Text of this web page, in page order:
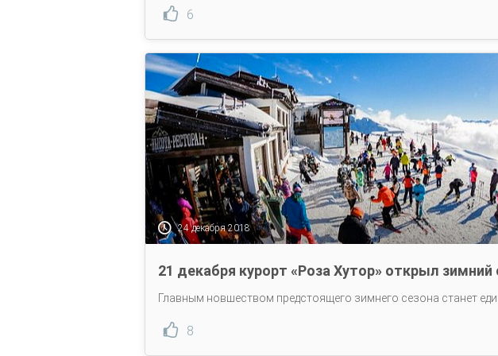
6
24 декабря 2018
21 декабря курорт «Роза Хутор» открыл зимний
Главным новшеством предстоящего зимнего сезона станет
8